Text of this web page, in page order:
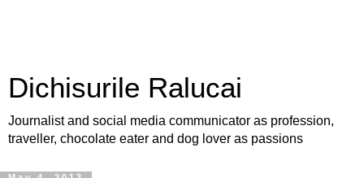
Dichisurile Ralucai
Journalist and social media communicator as profession,
traveller, chocolate eater and dog lover as passions